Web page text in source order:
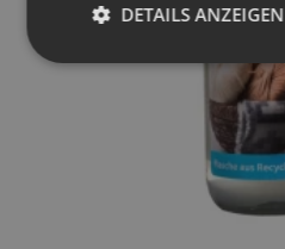
DETAILS ANZEIGEN